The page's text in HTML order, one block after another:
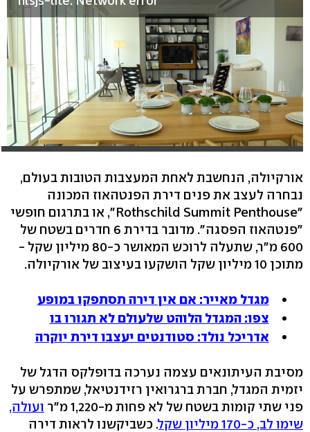
אורקיולה, הנחשבת לאחת המעצבות הטובות בעולם,
נבחרה לעצב את פנים דירת הפנטהאוז המכונה
"Rothschild Summit Penthouse", או בתרגום חופשי
"פנטהאוז הפסגה". מדובר בדירת 6 חדרים בשטח של
600 מ"ר, שתעלה לרוכש המאושר כ-80 מיליון שקל -
מתוכן 10 מיליון שקל הושקעו בעיצוב של אורקיולה.
מגדל מאייר: אם אין דירה תסתפקו במופע
צפו: המגדל הלוהט שלעולם לא תגורו בו
אדריכל נולד: סטודנטים יעצבו דירת יוקרה
מסיבת העיתונאים עצמה נערכה בדופלקס הדגל של
יזמית המגדל, חברת ברגרואין רזידנטיאל, שמתפרש על
פני שתי קומות בשטח של לא פחות מ-1,220 מ"ר
ועולה,
שימו לב, כ-170 מיליון שקל
. כשביקשנו לראות דירה